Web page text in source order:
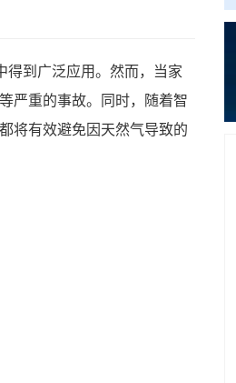
得到广泛应用。然而，当家
严重的事故。同时，随着智
将有效避免因天然气导致的